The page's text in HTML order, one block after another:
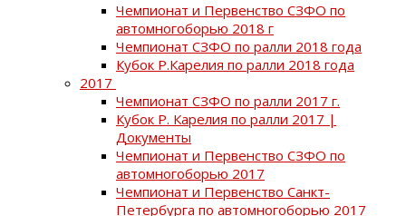
Чемпионат и Первенство СЗФО по
автомногоборью 2018 г
Чемпионат СЗФО по ралли 2018 года
Кубок Р.Карелия по ралли 2018 года
2017
Чемпионат СЗФО по ралли 2017 г.
Кубок Р. Карелия по ралли 2017 |
Документы
Чемпионат и Первенство СЗФО по
автомногоборью 2017
Чемпионат и Первенство Санкт-
Петербурга по автомногоборью 2017